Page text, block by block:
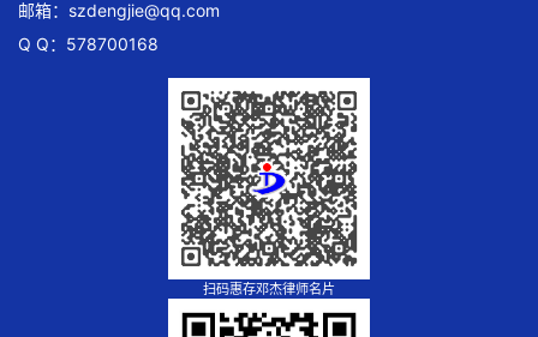
邮箱： szdengjie@qq.com
Q Q：578700168
扫码惠存邓杰律师名片